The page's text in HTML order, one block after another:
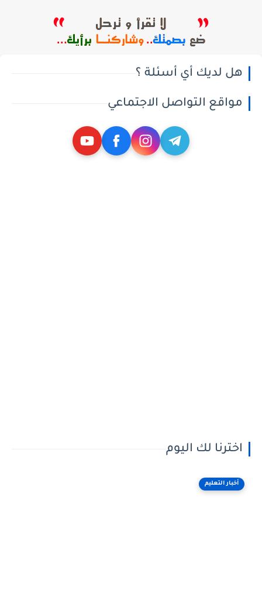
هل لديك أي أسئلة ؟
مواقع التواصل الاجتماعي
اخترنا لك اليوم
أخبار التعليم